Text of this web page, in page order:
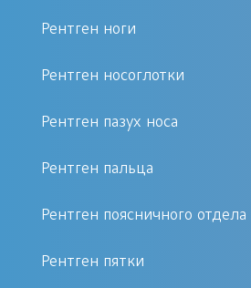
участков:
Кисть. Фаланги
укладываются на
кассету. Кисть
запястья.
Рентген ноги
Рентген носоглотки
Рентген пазух носа
Рентген пальца
Рентген поясничного отдела
Рентген пятки